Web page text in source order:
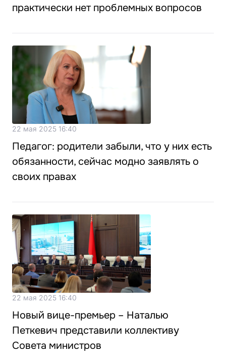
практически нет проблемных вопросов
22 мая 2025 16:40
Педагог: родители забыли, что у них есть
обязанности, сейчас модно заявлять о
своих правах
22 мая 2025 16:40
Новый вице-премьер – Наталью
Петкевич представили коллективу
Совета министров